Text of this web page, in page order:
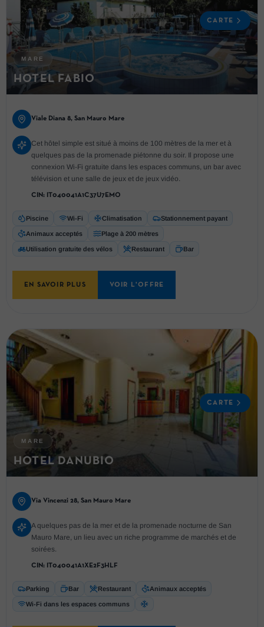
MARE
HOTEL FABIO
CARTE
Viale Diana 8, San Mauro Mare
Cet hôtel simple est situé à moins de 100 mètres de la mer et à
quelques pas de la promenade piétonne du soir. Il propose une
connexion Wi-Fi gratuite dans les espaces communs, un bar avec
télévision et une salle de jeux et de jeux vidéo.
CIN: IT040041A1C37U7EMO
Piscine Wi-Fi Climatisation Stationnement payant
Animaux acceptés Plage à 200 mètres
Utilisation gratuite des vélos Restaurant Bar
EN SAVOIR PLUS VOIR L'OFFRE
MARE
HOTEL DANUBIO
CARTE
Via Vincenzi 28, San Mauro Mare
A quelques pas de la mer et de la promenade nocturne de San
Mauro Mare, un lieu avec un riche programme de marchés et de
soirées.
CIN: IT040041A1XE2F3HLF
Parking Bar Restaurant Animaux acceptés
Wi-Fi dans les espaces communs